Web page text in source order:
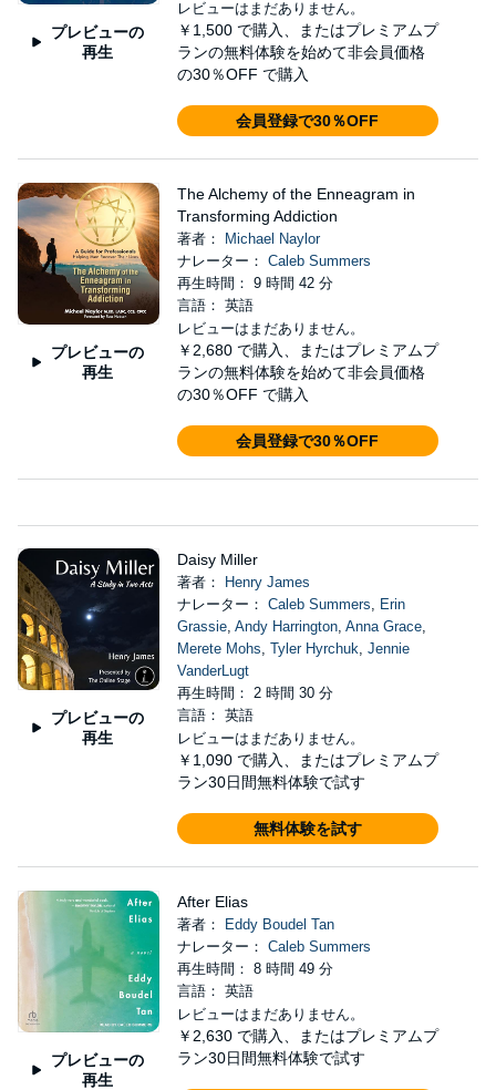
プレビューの
再生
レビューはまだありません。
￥1,500 で購入、またはプレミアムプ
ランの無料体験を始めて非会員価格
の30％OFF で購入
会員登録で30％OFF
プレビューの
再生
The Alchemy of the Enneagram in
Transforming Addiction
著者：
Michael Naylor
ナレーター： Caleb Summers
再生時間： 9 時間 42 分
言語： 英語
レビューはまだありません。
￥2,680 で購入、またはプレミアムプ
ランの無料体験を始めて非会員価格
の30％OFF で購入
会員登録で30％OFF
プレビューの
再生
Daisy Miller
著者：
Henry James
ナレーター： Caleb Summers, Erin
Grassie, Andy Harrington, Anna Grace,
Merete Mohs, Tyler Hyrchuk, Jennie
VanderLugt
再生時間： 2 時間 30 分
言語： 英語
レビューはまだありません。
￥1,090 で購入、またはプレミアムプ
ラン30日間無料体験で試す
無料体験を試す
プレビューの
再生
After Elias
著者：
Eddy Boudel Tan
ナレーター： Caleb Summers
再生時間： 8 時間 49 分
言語： 英語
レビューはまだありません。
￥2,630 で購入、またはプレミアムプ
ラン30日間無料体験で試す